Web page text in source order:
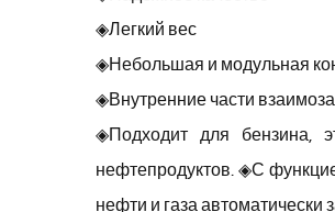
◈Легкий вес
◈Небольшая и модульная
◈Внутренние части
◈Подходит для бензина,
нефтепродуктов. ◈С
нефти и газа автоматически